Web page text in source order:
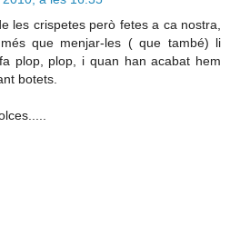
les crispetes però fetes a ca nostra,
que menjar-les ( que també) li
plop, plop, i quan han acabat hem
botets.